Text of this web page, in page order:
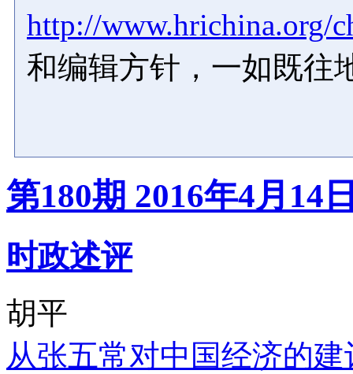
http://www.hrichina.org/
和编辑方针，一如既往
第180期 2016年4月14
时政述评
胡平
从张五常对中国经济的